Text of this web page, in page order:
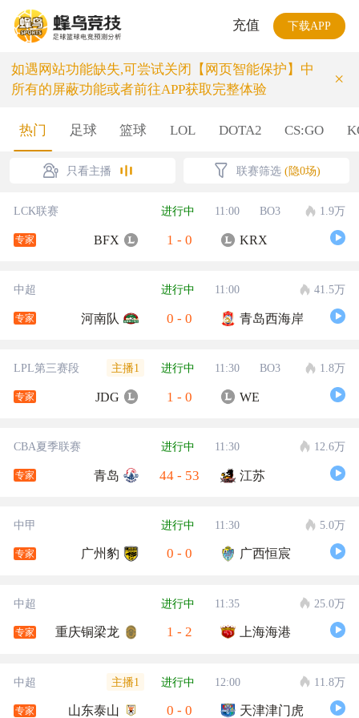
充值 下载APP
如遇网站功能缺失,可尝试关闭【网页智能保护】中
所有的屏蔽功能或者前往APP获取完整体验
×
热门 足球 篮球 LOL DOTA2 CS:GO
只看主播 联赛筛选 (隐0场)
LCK联赛 进行中 11:00 BO3 1.9万
专家 BFX 1 - 0 KRX
中超 进行中 11:00 41.5万
专家 河南队 0 - 0 青岛西海岸
LPL第三赛段 主播1 进行中 11:30 BO3 1.8万
专家 JDG 1 - 0 WE
CBA夏季联赛 进行中 11:30 12.6万
专家 青岛 44 - 53 江苏
中甲 进行中 11:30 5.0万
专家 广州豹 0 - 0 广西恒宸
中超 进行中 11:35 25.0万
专家 重庆铜梁龙 1 - 2 上海海港
中超 主播1 进行中 12:00 11.8万
专家 山东泰山 0 - 0 天津津门虎